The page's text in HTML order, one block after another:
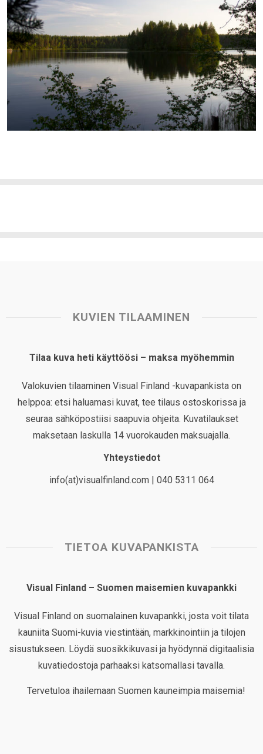
KUVIEN TILAAMINEN
Tilaa kuva heti käyttöösi – maksa myöhemmin
Valokuvien tilaaminen Visual Finland -kuvapankista on
helppoa: etsi haluamasi kuvat, tee tilaus ostoskorissa ja
seuraa sähköpostiisi saapuvia ohjeita. Kuvatilaukset
maksetaan laskulla 14 vuorokauden maksuajalla.
Yhteystiedot
info(at)visualfinland.com | 040 5311 064
TIETOA KUVAPANKISTA
Visual Finland – Suomen maisemien kuvapankki
Visual Finland on suomalainen kuvapankki, josta voit tilata
kauniita Suomi-kuvia viestintään, markkinointiin ja tilojen
sisustukseen. Löydä suosikkikuvasi ja hyödynnä digitaalisia
kuvatiedostoja parhaaksi katsomallasi tavalla.
Tervetuloa ihailemaan Suomen kauneimpia maisemia!